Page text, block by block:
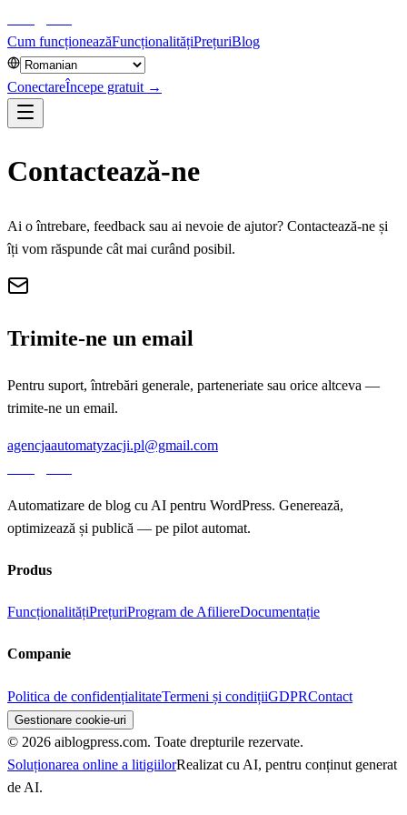
Cum funcționeazăFuncționalitățiPrețuriBlog
ConectareÎncepe gratuit →
Contactează-ne
Ai o întrebare, feedback sau ai nevoie de ajutor? Contactează-ne și
îți vom răspunde cât mai curând posibil.
Trimite-ne un email
Pentru suport, întrebări generale, parteneriate sau orice altceva —
trimite-ne un email.
agencjaautomatyzacji.pl@gmail.com
Automatizare de blog cu AI pentru WordPress. Generează,
optimizează și publică — pe pilot automat.
Produs
FuncționalitățiPrețuriProgram de AfiliereDocumentație
Companie
Politica de confidențialitateTermeni și condițiiGDPRContact
Gestionare cookie-uri
© 2026 aiblogpress.com. Toate drepturile rezervate.
Soluționarea online a litigiilorRealizat cu AI, pentru conținut generat
de AI.